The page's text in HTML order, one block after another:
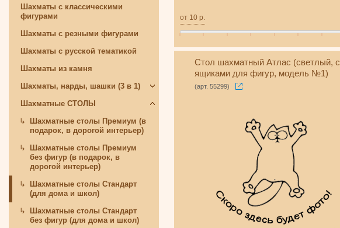
от 10 р.
Стол шахматный Атлас (светлый, с
ящиками для фигур, модель №1)
(арт. 55299)
Шахматы с классическими
фигурами
Шахматы с резными фигурами
Шахматы с русской тематикой
Шахматы из камня
Шахматы, нарды, шашки (3 в 1)
Шахматные СТОЛЫ
Шахматные столы Премиум (в
подарок, в дорогой интерьер)
Шахматные столы Премиум
без фигур (в подарок, в
дорогой интерьер)
Шахматные столы Стандарт
(для дома и школ)
Шахматные столы Стандарт
без фигур (для дома и школ)